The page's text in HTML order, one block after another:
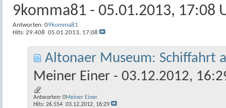
9komma81 - 05.01.2013, 17:08
Antworten: 0
Hits: 29.408
9komma81
05.01.2013, 17:08
Altonaer Museum: Schiffahrt
Meiner Einer - 03.12.2012,
Antworten: 0
Hits: 26.554
Meiner Einer
03.12.2012, 16:29